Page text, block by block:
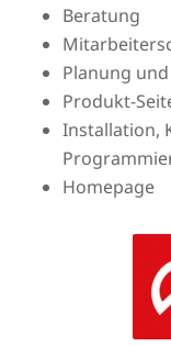
Beratung
Planung
Produkt-
Installation,
Homepage